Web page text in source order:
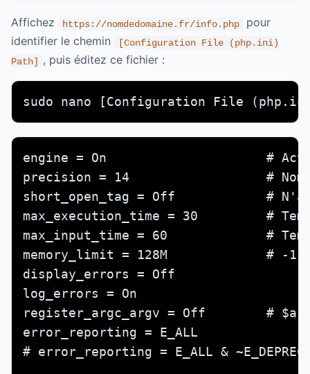
Affichez https://nomdedomaine.fr/info.php
pour
identifier le chemin
[Configuration File (php.ini)
Path] , puis éditez ce fichier :
sudo nano [Configuration File
engine = On                     #
precision = 14                  #
short_open_tag = Off            #
max_execution_time = 30         #
max_input_time = 60             #
memory_limit = 128M             # -
display_errors = Off
log_errors = On
register_argc_argv = Off        #
error_reporting = E_ALL
# error_reporting = E_ALL &